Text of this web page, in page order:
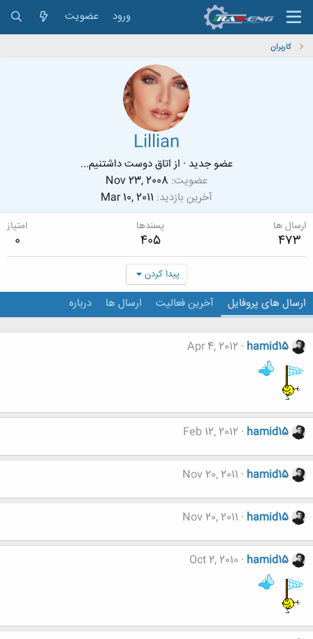
ورود عضویت
کاربران
Lillian
عضو جدید · از اتاق دوست داشتنيم...
عضویت Nov 23, 2008
آخرین بازدید Mar 10, 2011
ارسال ها
473
پسندها
405
امتیاز
0
پیدا کردن
ارسال های پروفایل آخرین فعالیت ارسال ها درباره
hamid15
Apr 4, 2012
hamid15
Feb 12, 2012
hamid15
Nov 20, 2011
hamid15
Nov 20, 2011
hamid15
Oct 2, 2010